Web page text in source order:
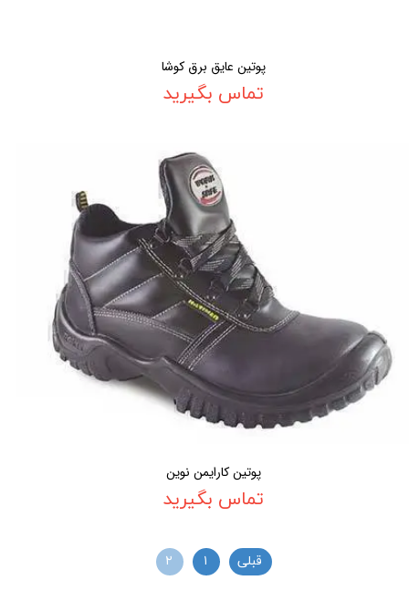
پوتین عایق برق کوشا
تماس بگیرید
پوتین کارایمن نوین
تماس بگیرید
قبلی ۱ ۲